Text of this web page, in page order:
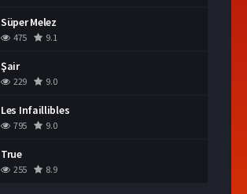
Süper Melez
475 9.1
Şair
229 9.0
Les Infaillibles
795 9.0
True
255 8.9